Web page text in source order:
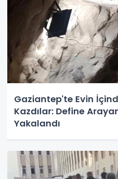
Gaziantep'te Evin
Kazdılar: Define
Yakalandı